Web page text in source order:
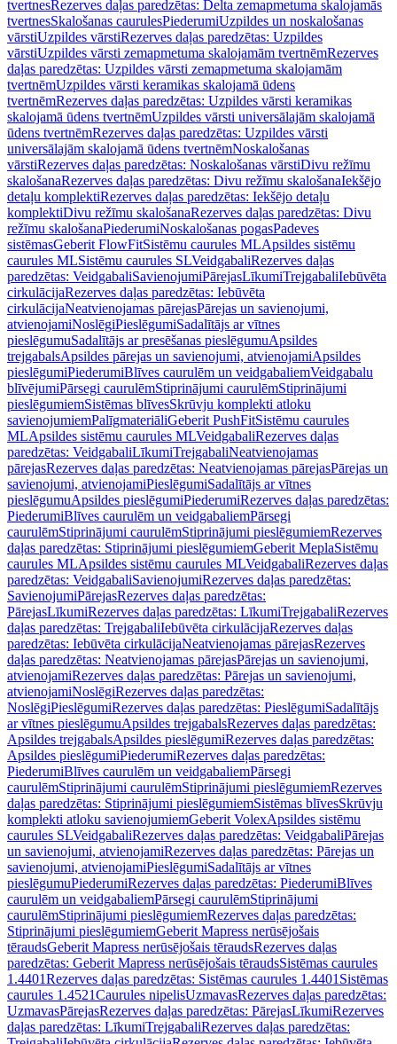
tvertnesRezerves daļas paredzētas: Delta zemapmetuma skalojamās
tvertnesSkalošanas caurulesPiederumiUzpildes un noskalošanas
vārstiUzpildes vārstiRezerves daļas paredzētas: Uzpildes
vārstiUzpildes vārsti zemapmetuma skalojamām tvertnēmRezerves
daļas paredzētas: Uzpildes vārsti zemapmetuma skalojamām
tvertnēmUzpildes vārsti keramikas skalojamā ūdens
tvertnēmRezerves daļas paredzētas: Uzpildes vārsti keramikas
skalojamā ūdens tvertnēmUzpildes vārsti universālajām skalojamā
ūdens tvertnēmRezerves daļas paredzētas: Uzpildes vārsti
universālajām skalojamā ūdens tvertnēmNoskalošanas
vārstiRezerves daļas paredzētas: Noskalošanas vārstiDivu režīmu
skalošanaRezerves daļas paredzētas: Divu režīmu skalošanaIekšējo
detaļu komplektiRezerves daļas paredzētas: Iekšējo detaļu
komplektiDivu režīmu skalošanaRezerves daļas paredzētas: Divu
režīmu skalošanaPiederumiNoskalošanas pogasPadeves
sistēmasGeberit FlowFitSistēmu caurules MLApsildes sistēmu
caurules MLSistēmu caurules SLVeidgabaliRezerves daļas
paredzētas: VeidgabaliSavienojumiPārejasLīkumiTrejgabaliIebūvēta
cirkulācijaRezerves daļas paredzētas: Iebūvēta
cirkulācijaNeatvienojamas pārejasPārejas un savienojumi,
atvienojamiNoslēgiPieslēgumiSadalītājs ar vītnes
pieslēgumuSadalītājs ar presēšanas pieslēgumuApsildes
trejgabalsApsildes pārejas un savienojumi, atvienojamiApsildes
pieslēgumiPiederumiBlīves caurulēm un veidgabaliemVeidgabalu
blīvējumiPārsegi caurulēmStiprinājumi caurulēmStiprinājumi
pieslēgumiemSistēmas blīvesSkrūvju komplekti atloku
savienojumiemPalīgmateriāliGeberit PushFitSistēmu caurules
MLApsildes sistēmu caurules MLVeidgabaliRezerves daļas
paredzētas: VeidgabaliLīkumiTrejgabaliNeatvienojamas
pārejasRezerves daļas paredzētas: Neatvienojamas pārejasPārejas un
savienojumi, atvienojamiPieslēgumiSadalītājs ar vītnes
pieslēgumuApsildes pieslēgumiPiederumiRezerves daļas paredzētas:
PiederumiBlīves caurulēm un veidgabaliemPārsegi
caurulēmStiprinājumi caurulēmStiprinājumi pieslēgumiemRezerves
daļas paredzētas: Stiprinājumi pieslēgumiemGeberit MeplaSistēmu
caurules MLApsildes sistēmu caurules MLVeidgabaliRezerves daļas
paredzētas: VeidgabaliSavienojumiRezerves daļas paredzētas:
SavienojumiPārejasRezerves daļas paredzētas:
PārejasLīkumiRezerves daļas paredzētas: LīkumiTrejgabaliRezerves
daļas paredzētas: TrejgabaliIebūvēta cirkulācijaRezerves daļas
paredzētas: Iebūvēta cirkulācijaNeatvienojamas pārejasRezerves
daļas paredzētas: Neatvienojamas pārejasPārejas un savienojumi,
atvienojamiRezerves daļas paredzētas: Pārejas un savienojumi,
atvienojamiNoslēgiRezerves daļas paredzētas:
NoslēgiPieslēgumiRezerves daļas paredzētas: PieslēgumiSadalītājs
ar vītnes pieslēgumuApsildes trejgabalsRezerves daļas paredzētas:
Apsildes trejgabalsApsildes pieslēgumiRezerves daļas paredzētas:
Apsildes pieslēgumiPiederumiRezerves daļas paredzētas:
PiederumiBlīves caurulēm un veidgabaliemPārsegi
caurulēmStiprinājumi caurulēmStiprinājumi pieslēgumiemRezerves
daļas paredzētas: Stiprinājumi pieslēgumiemSistēmas blīvesSkrūvju
komplekti atloku savienojumiemGeberit VolexApsildes sistēmu
caurules SLVeidgabaliRezerves daļas paredzētas: VeidgabaliPārejas
un savienojumi, atvienojamiRezerves daļas paredzētas: Pārejas un
savienojumi, atvienojamiPieslēgumiSadalītājs ar vītnes
pieslēgumuPiederumiRezerves daļas paredzētas: PiederumiBlīves
caurulēm un veidgabaliemPārsegi caurulēmStiprinājumi
caurulēmStiprinājumi pieslēgumiemRezerves daļas paredzētas:
Stiprinājumi pieslēgumiemGeberit Mapress nerūsējošais
tēraudsGeberit Mapress nerūsējošais tēraudsRezerves daļas
paredzētas: Geberit Mapress nerūsējošais tēraudsSistēmas caurules
1.4401Rezerves daļas paredzētas: Sistēmas caurules 1.4401 Sistēmas
caurules 1.4521Caurules nipelisUzmavasRezerves daļas paredzētas:
UzmavasPārejasRezerves daļas paredzētas: PārejasLīkumiRezerves
daļas paredzētas: LīkumiTrejgabaliRezerves daļas paredzētas: